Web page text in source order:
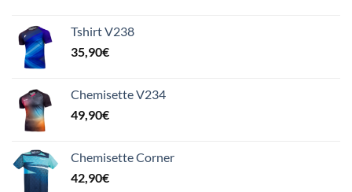
Tshirt V238
35,90€
Chemisette V234
49,90€
Chemisette Corner
42,90€